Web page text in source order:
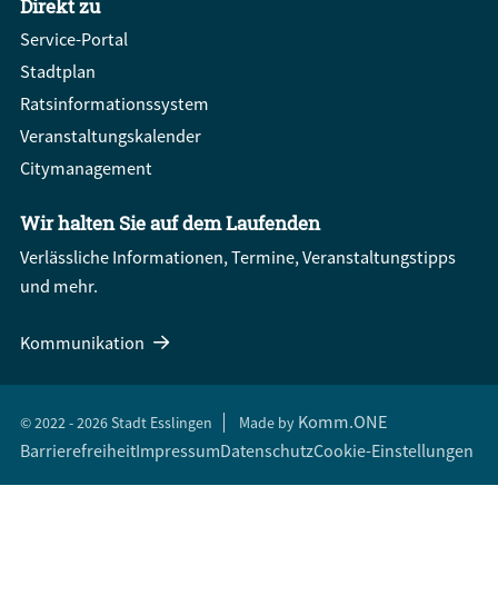
Direkt zu
Service-Portal
Stadtplan
Ratsinformationssystem
Veranstaltungskalender
Citymanagement
Wir halten Sie auf dem Laufenden
Verlässliche Informationen, Termine, Veranstaltungstipps
und mehr.
Kommunikation
© 2022 - 2026 Stadt Esslingen Made by Komm.ONE
BarrierefreiheitImpressumDatenschutzCookie-Einstellungen